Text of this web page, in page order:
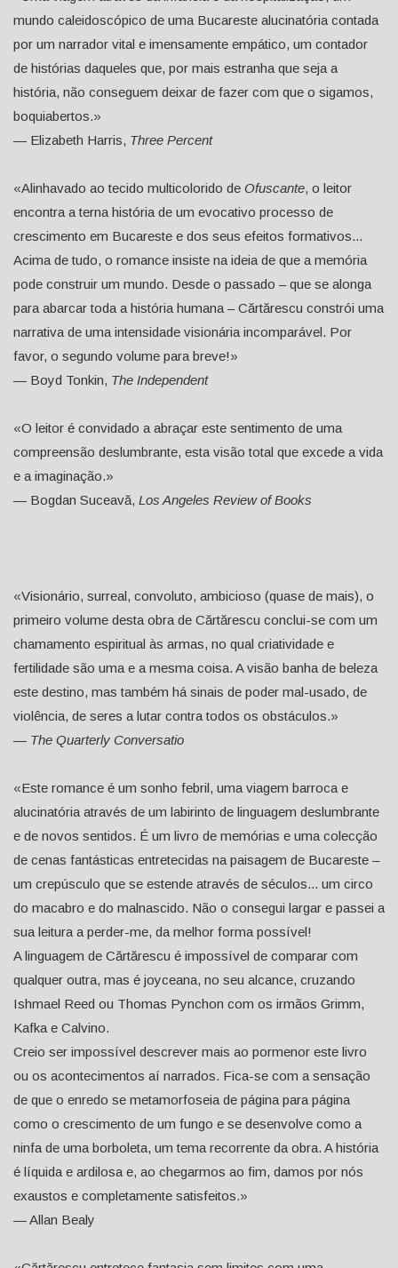
mundo caleidoscópico de uma Bucareste alucinatória contada
por um narrador vital e imensamente empático, um contador
de histórias daqueles que, por mais estranha que seja a
história, não conseguem deixar de fazer com que o sigamos,
boquiabertos.»
— Elizabeth Harris, Three Percent
«Alinhavado ao tecido multicolorido de Ofuscante, o leitor
encontra a terna história de um evocativo processo de
crescimento em Bucareste e dos seus efeitos formativos...
Acima de tudo, o romance insiste na ideia de que a memória
pode construir um mundo. Desde o passado – que se alonga
para abarcar toda a história humana – Cărtărescu constrói uma
narrativa de uma intensidade visionária incomparável. Por
favor, o segundo volume para breve!»
— Boyd Tonkin, The Independent
«O leitor é convidado a abraçar este sentimento de uma
compreensão deslumbrante, esta visão total que excede a vida
e a imaginação.»
— Bogdan Suceavă, Los Angeles Review of Books
«Visionário, surreal, convoluto, ambicioso (quase de mais), o
primeiro volume desta obra de Cărtărescu conclui-se com um
chamamento espiritual às armas, no qual criatividade e
fertilidade são uma e a mesma coisa. A visão banha de beleza
este destino, mas também há sinais de poder mal-usado, de
violência, de seres a lutar contra todos os obstáculos.»
— The Quarterly Conversatio
«Este romance é um sonho febril, uma viagem barroca e
alucinatória através de um labirinto de linguagem deslumbrante
e de novos sentidos. É um livro de memórias e uma colecção
de cenas fantásticas entretecidas na paisagem de Bucareste –
um crepúsculo que se estende através de séculos... um circo
do macabro e do malnascido. Não o consegui largar e passei a
sua leitura a perder-me, da melhor forma possível!
A linguagem de Cărtărescu é impossível de comparar com
qualquer outra, mas é joyceana, no seu alcance, cruzando
Ishmael Reed ou Thomas Pynchon com os irmãos Grimm,
Kafka e Calvino.
Creio ser impossível descrever mais ao pormenor este livro
ou os acontecimentos aí narrados. Fica-se com a sensação
de que o enredo se metamorfoseia de página para página
como o crescimento de um fungo e se desenvolve como a
ninfa de uma borboleta, um tema recorrente da obra. A história
é líquida e ardilosa e, ao chegarmos ao fim, damos por nós
exaustos e completamente satisfeitos.»
— Allan Bealy